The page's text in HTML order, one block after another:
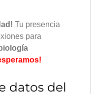
Tu presencia
para
datos del